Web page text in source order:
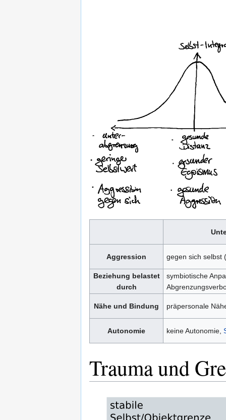
Aggression gegen sich selbst
Beziehung belastet
durch
symbiotische
Nähe und Bindung präpersonale
Autonomie keine Autonomie,
Trauma und